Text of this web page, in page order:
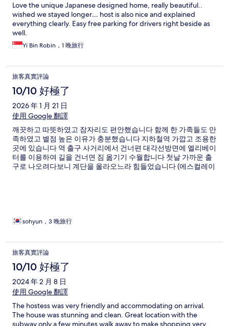
Love the unique Japanese designed home, really beautiful..
wished we stayed longer… host is also nice and explained
everything clearly. Easy free parking for drivers right beside as
well.
Yi Bin Robin，1 晚旅行
旅客真實評論
10/10 好極了
2026 年 1 月 21 日
使用 Google 翻譯
깨끗하고 따뜻하였고 잠자리도 편안했습니다 함께 한 가족들도 만
족하였고 별점 높은 이유가 충분했습니다 지하철역 가깝고 조용한
곳에 있습니다 역 출구 사거리에서 건너편 대각선방면에 엘리베이
터를 이용하여 길을 건너면 짐 옮기기 수월합니다 첫날 가까운 출
구로 나오려다보니 계단을 올라오느라 힘들었습니다 (에스컬레이
sohyun，3 晚旅行
旅客真實評論
10/10 好極了
2024 年 2 月 8 日
使用 Google 翻譯
The hostess was very friendly and accommodating on arrival.
The house was stunning and clean. Great location with the
subway only a few minutes walk away to make shopping very